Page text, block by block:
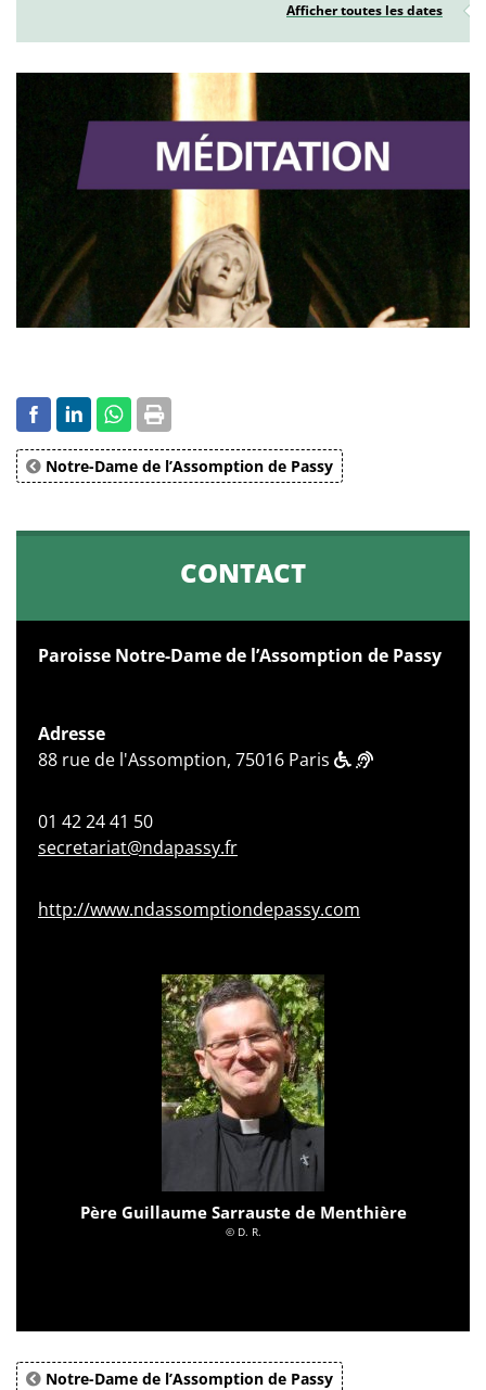
Afficher toutes les dates
Notre-Dame de l’Assomption de Passy
CONTACT
Paroisse Notre-Dame de l’Assomption de Passy
Adresse
88 rue de l'Assomption, 75016 Paris
01 42 24 41 50
secretariat@ndapassy.fr
http://www.ndassomptiondepassy.com
Père Guillaume Sarrauste de Menthière
© D. R.
Notre-Dame de l’Assomption de Passy